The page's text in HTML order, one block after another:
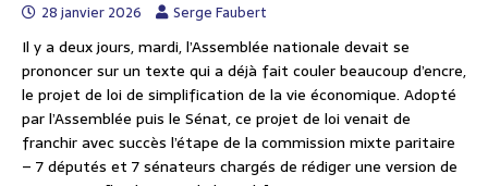
28 janvier 2026 Serge Faubert
Il y a deux jours, mardi, l’Assemblée nationale devait se
prononcer sur un texte qui a déjà fait couler beaucoup d’encre,
le projet de loi de simplification de la vie économique. Adopté
par l’Assemblée puis le Sénat, ce projet de loi venait de
franchir avec succès l’étape de la commission mixte paritaire
– 7 députés et 7 sénateurs chargés de rédiger une version de